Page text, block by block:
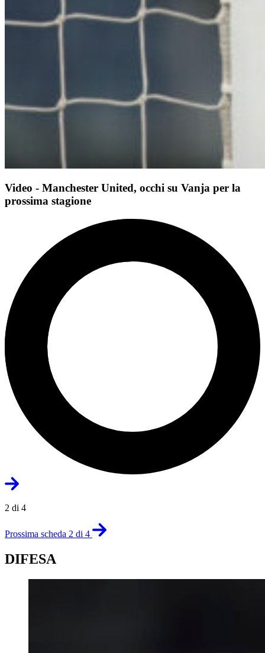
Video - Manchester United, occhi su Vanja per la
prossima stagione
2 di 4
Prossima scheda 2 di 4
DIFESA